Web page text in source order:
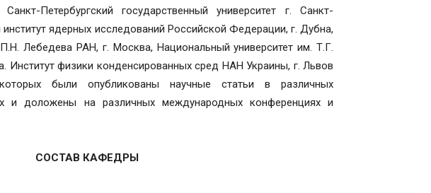
Петербургский государственный университет г. Санкт-
ядерных исследований Российской Федерации, г. Дубна,
Лебедева РАН, г. Москва, Национальный университет им. Т.Г.
Институт физики конденсированных сред НАН Украины, г. Львов
были опубликованы научные статьи в различных
и доложены на различных международных конференциях и
СОСТАВ КАФЕДРЫ